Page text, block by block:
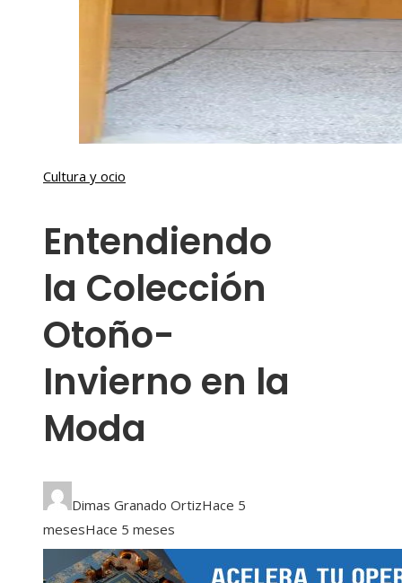
Cultura y ocio
Entendiendo
la Colección
Otoño-
Invierno en la
Moda
Dimas Granado OrtizHace 5
mesesHace 5 meses